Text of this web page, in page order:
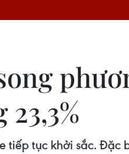
tục khởi sắc. Đặc